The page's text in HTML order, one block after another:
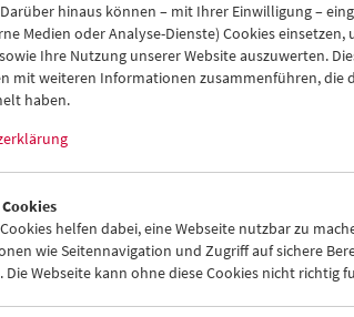
2010
2009
Bericht über die Aktivitäten des
Ziel: All jene, die an den Aufgaben und
sind oder das Filmmuseum als
Netzwerk kennen lernen, das der
2009 (PDF)
hinaus können – mit Ihrer Einwilligung –
Medien oder Analyse-Dienste) Cookies
Ihre Nutzung unserer Website auszuwerten.
mit weiteren Informationen zusammenführen, die
haben.
helfen dabei, eine Webseite nutzbar zu
wie Seitennavigation und Zugriff auf sichere
Die Webseite kann ohne diese Cookies nicht richtig